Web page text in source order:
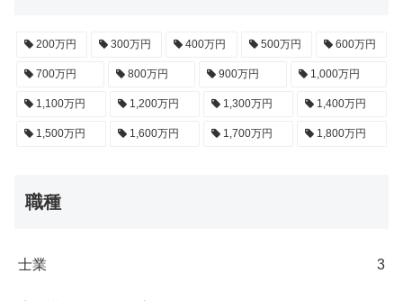
200万円 300万円 400万円 500万円 600万円
700万円 800万円 900万円 1,000万円
1,100万円 1,200万円 1,300万円 1,400万円
1,500万円 1,600万円 1,700万円 1,800万円
職種
士業 3